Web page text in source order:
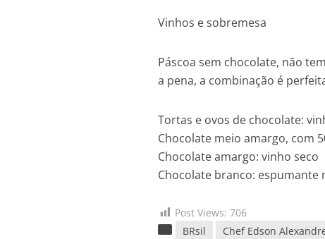
Vinhos e sobremesa
Páscoa sem chocolate, não
a pena, a combinação é
Tortas e ovos de chocolate:
Chocolate meio amargo, com
Chocolate amargo: vinho seco
Chocolate branco: espumante
Post Views: 706
BRsil
Chef Edson